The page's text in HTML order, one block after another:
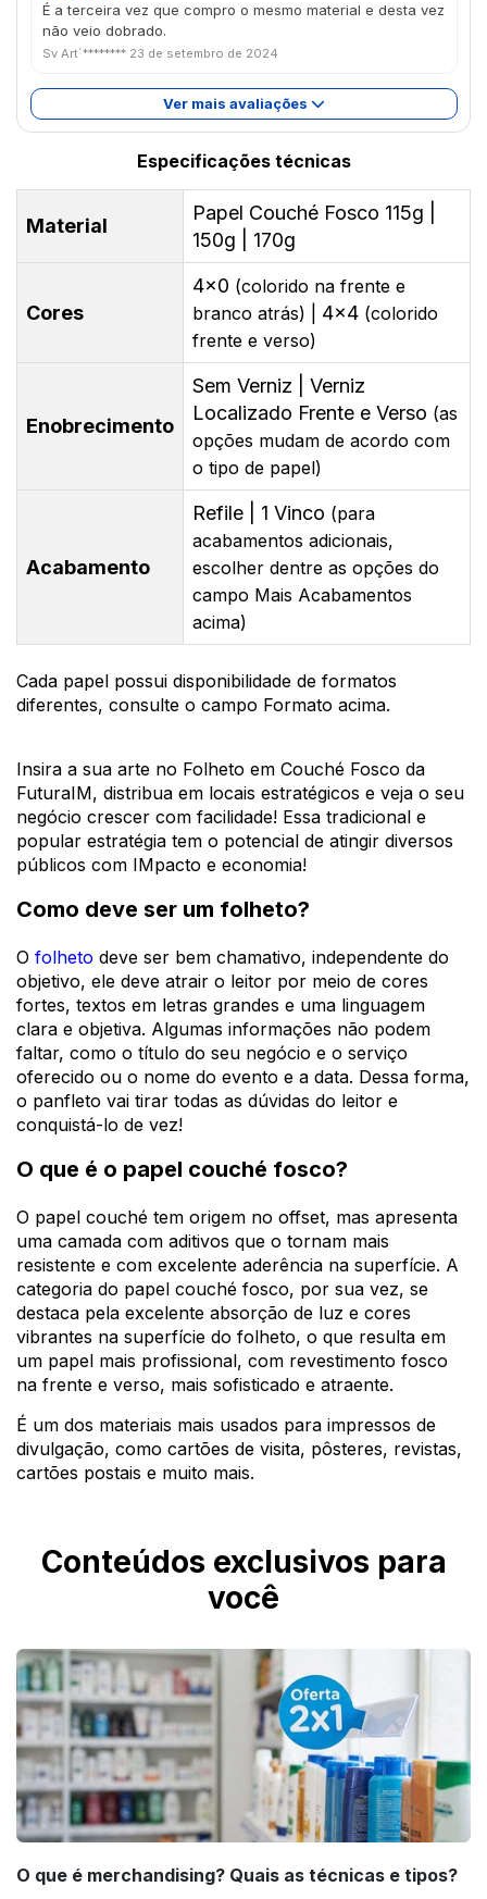
É a terceira vez que compro o mesmo material e desta vez
não veio dobrado.
Sv Art´******** 23 de setembro de 2024
Ver mais avaliações
Especificações técnicas
Material
Papel Couché Fosco 115g |
150g | 170g
Cores
4x0 (colorido na frente e
branco atrás) | 4x4 (colorido
frente e verso)
Enobrecimento
Sem Verniz | Verniz
Localizado Frente e Verso (as
opções mudam de acordo com
o tipo de papel)
Acabamento
Refile | 1 Vinco (para
acabamentos adicionais,
escolher dentre as opções do
campo Mais Acabamentos
acima)
Cada papel possui disponibilidade de formatos
diferentes, consulte o campo Formato acima.
Insira a sua arte no Folheto em Couché Fosco da
FuturaIM, distribua em locais estratégicos e veja o seu
negócio crescer com facilidade! Essa tradicional e
popular estratégia tem o potencial de atingir diversos
públicos com IMpacto e economia!
Como deve ser um folheto?
O folheto deve ser bem chamativo, independente do
objetivo, ele deve atrair o leitor por meio de cores
fortes, textos em letras grandes e uma linguagem
clara e objetiva. Algumas informações não podem
faltar, como o título do seu negócio e o serviço
oferecido ou o nome do evento e a data. Dessa forma,
o panfleto vai tirar todas as dúvidas do leitor e
conquistá-lo de vez!
O que é o papel couché fosco?
O papel couché tem origem no offset, mas apresenta
uma camada com aditivos que o tornam mais
resistente e com excelente aderência na superfície. A
categoria do papel couché fosco, por sua vez, se
destaca pela excelente absorção de luz e cores
vibrantes na superfície do folheto, o que resulta em
um papel mais profissional, com revestimento fosco
na frente e verso, mais sofisticado e atraente.
É um dos materiais mais usados para impressos de
divulgação, como cartões de visita, pôsteres, revistas,
cartões postais e muito mais.
Conteúdos exclusivos para
você
O que é merchandising? Quais as técnicas e tipos?